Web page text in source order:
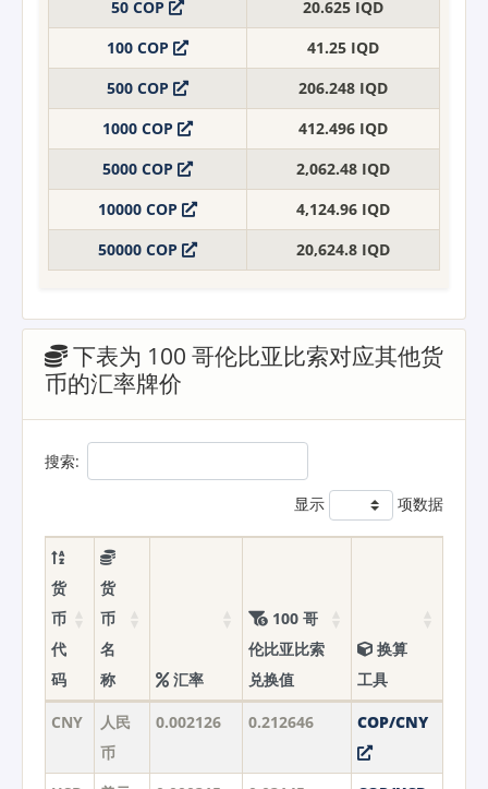
50 COP
20.625 IQD
100 COP
41.25 IQD
500 COP
206.248 IQD
1000 COP
412.496 IQD
5000 COP
2,062.48 IQD
10000 COP
4,124.96 IQD
50000 COP
20,624.8 IQD
下表为 100 哥伦比亚比索对应其他货
币的汇率牌价
搜索:
显示 项数据
货
币
代
码
货
币
名
称
汇率
100 哥
伦比亚比索
兑换值
换算
工具
CNY
人民
币
0.002126 0.212646 COP/CNY